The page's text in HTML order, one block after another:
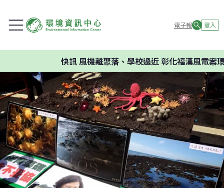
電子報 登入
快訊風機離聚落、學校過近 彰化福漢風電案環委